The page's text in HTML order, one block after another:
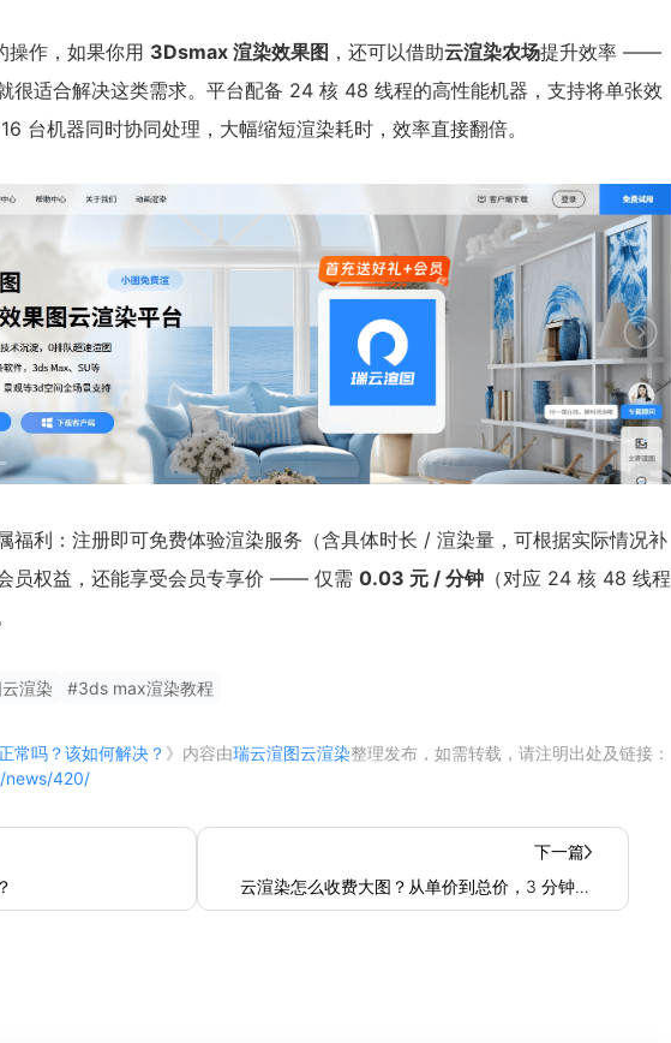
操作，如果你用 3Dsmax 渲染效果图 ，还可以借助云渲染农场提升效率 ——
很适合解决这类需求。平台配备 24 核 48 线程的高性能机器，支持将单张效
台机器同时协同处理，大幅缩短渲染耗时，效率直接翻倍。
福利：注册即可免费体验渲染服务（含具体时长 / 渲染量，可根据实际情况补
员权益，还能享受会员专享价 —— 仅需 0.03 元 / 分钟 （对应 24 核 48 线程
渲染 #3ds max渲染教程
常吗？该如何解决？ 》内容由瑞云渲图云渲染整理发布，如需转载，请注明出处及链接：
news/420/
下一篇
云渲染怎么收费大图？从单价到总价，3 分钟理
清